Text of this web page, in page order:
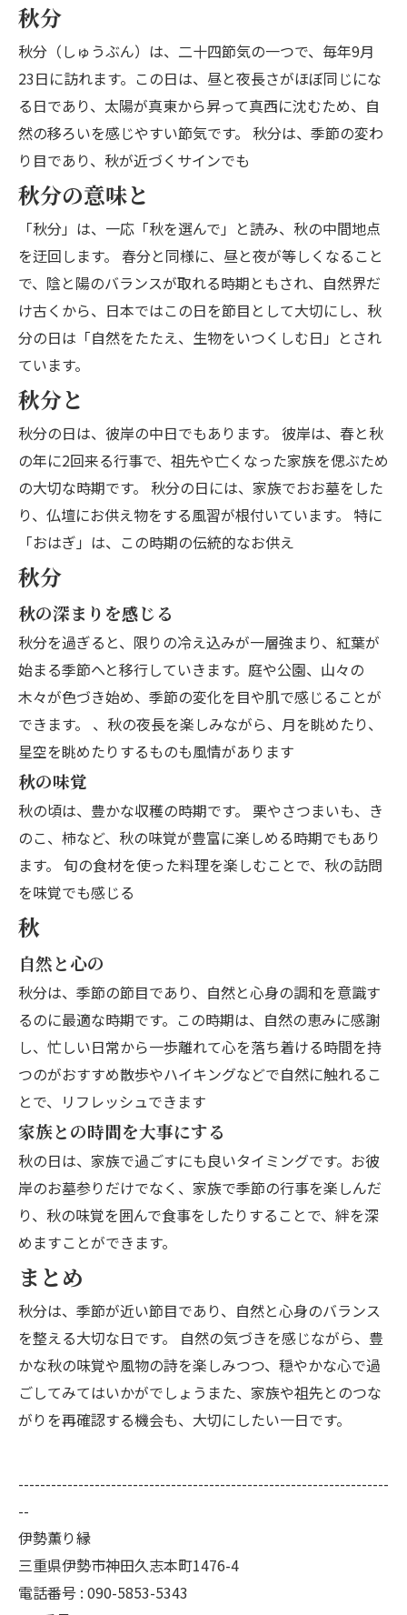
秋分
秋分（しゅうぶん）は、二十四節気の一つで、毎年9月
23日に訪れます。この日は、昼と夜長さがほぼ同じにな
る日であり、太陽が真東から昇って真西に沈むため、自
然の移ろいを感じやすい節気です。 秋分は、季節の変わ
り目であり、秋が近づくサインでも
秋分の意味と
「秋分」は、一応「秋を選んで」と読み、秋の中間地点
を迂回します。 春分と同様に、昼と夜が等しくなること
で、陰​​と陽のバランスが取れる時期ともされ、自然界だ
け古くから、日本ではこの日を節目として大切にし、秋
分の日は「自然をたたえ、生物をいつくしむ日」とされ
ています。
秋分と
秋分の日は、彼岸の中日でもあります。 彼岸は、春と秋
の年に2回来る行事で、祖先や亡くなった家族を偲ぶため
の大切な時期です。 秋分の日には、家族でおお墓をした
り、仏壇にお供え物をする風習が根付いています。 特に
「おはぎ」は、この時期の伝統的なお供え
秋分
秋の深まりを感じる
秋分を過ぎると、限りの冷え込みが一層強まり、紅葉が
始まる季節へと移行していきます。庭や公園、山々の
木々が色づき始め、季節の変化を目や肌で感じることが
できます。 、秋の夜長を楽しみながら、月を眺めたり、
星空を眺めたりするものも風情があります
秋の味覚
秋の頃は、豊かな収穫の時期です。 栗やさつまいも、き
のこ、柿など、秋の味覚が豊富に楽しめる時期でもあり
ます。 旬の食材を使った料理を楽しむことで、秋の訪問
を味覚でも感じる
秋
自然と心の
秋分は、季節の節目であり、自然と心身の調和を意識す
るのに最適な時期です。この時期は、自然の恵みに感謝
し、忙しい日常から一歩離れて心を落ち着ける時間を持
つのがおすすめ散歩やハイキングなどで自然に触れるこ
とで、リフレッシュできます
家族との時間を大事にする
秋の日は、家族で過ごすにも良いタイミングです。お彼
岸のお墓参りだけでなく、家族で季節の行事を楽しんだ
り、秋の味覚を囲んで食事をしたりすることで、絆を深
めますことができます。
まとめ
秋分は、季節が近い節目であり、自然と心身のバランス
を整える大切な日です。 自然の気づきを感じながら、豊
かな秋の味覚や風物の詩を楽しみつつ、穏やかな心で過
ごしてみてはいかがでしょうまた、家族や祖先とのつな
がりを再確認する機会も、大切にしたい一日です。
--------------------------------------------------------------------
--
伊勢薫り縁
三重県伊勢市神田久志本町1476-4
電話番号 : 090-5853-5343